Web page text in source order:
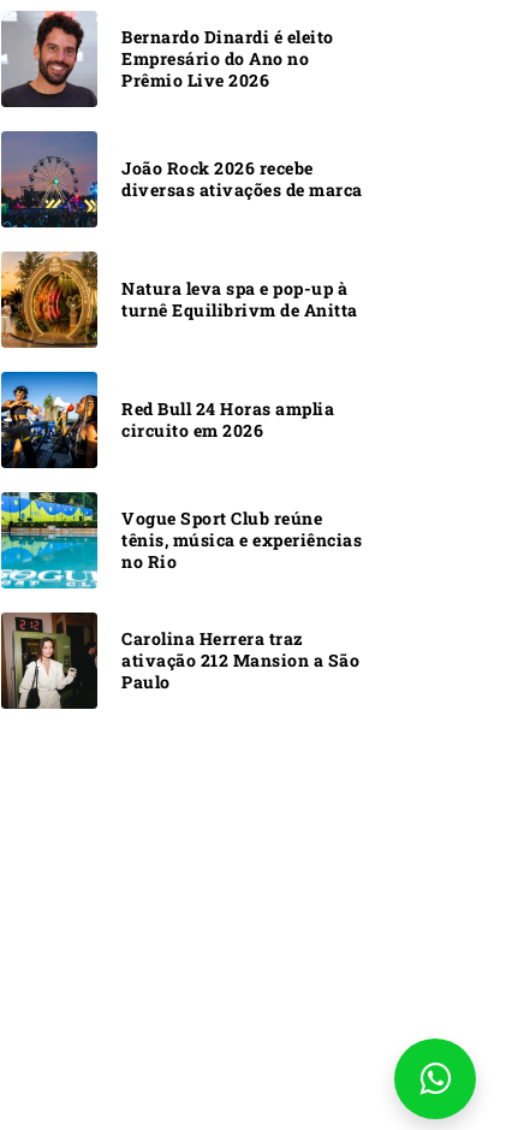
Bernardo Dinardi é eleito
Empresário do Ano no
Prêmio Live 2026
João Rock 2026 recebe
diversas ativações de marca
Natura leva spa e pop-up à
turnê Equilibrivm de Anitta
Red Bull 24 Horas amplia
circuito em 2026
Vogue Sport Club reúne
tênis, música e experiências
no Rio
Carolina Herrera traz
ativação 212 Mansion a São
Paulo